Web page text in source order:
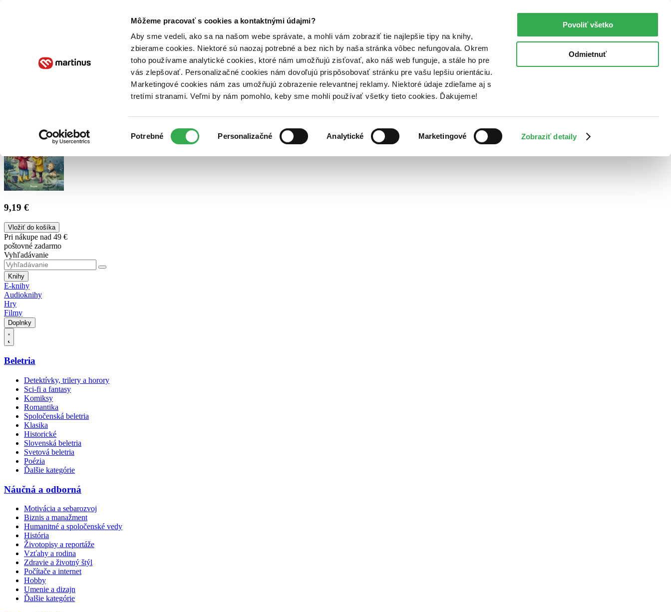
Môžeme pracovať s cookies a kontaktnými údajmi?
Aby sme vedeli, ako sa na našom webe správate, a mohli vám zobraziť tie najlepšie tipy na knihy,
zbierame cookies. Niektoré sú naozaj potrebné a bez nich by naša stránka vôbec nefungovala. Okrem
toho používame analytické cookies, ktoré nám umožňujú zisťovať, ako náš web funguje, a stále ho pre
vás zlepšovať. Personalizačné cookies nám dovoľujú prispôsobovať stránku pre vašu lepšiu orientáciu.
Marketingové cookies nám zas umožňujú zobrazenie relevantnej reklamy. Niektoré údaje zdieľame aj s
tretími stranami. Veľmi by nám pomohlo, keby sme mohli používať všetky tieto cookies. Ďakujeme!
súhlasu
Potrebné Personalizačné Analytické Marketingové Zobraziť detaily
Povoliť všetko
Odmietnuť
Poukážky Kontakt
9,19 €
Vložiť do košíka
Pri nákupe nad 49 €
poštovné zadarmo
Vyhľadávanie
Knihy
E-knihy
Audioknihy
Hry
Filmy
Doplnky
Beletria
Detektívky, trilery a horory
Sci-fi a fantasy
Komiksy
Romantika
Spoločenská beletria
Klasika
Historické
Slovenská beletria
Svetová beletria
Poézia
Ďalšie kategórie
Náučná a odborná
Motivácia a sebarozvoj
Biznis a manažment
Humanitné a spoločenské vedy
História
Životopisy a reportáže
Vzťahy a rodina
Zdravie a životný štýl
Počítače a internet
Hobby
Umenie a dizajn
Ďalšie kategórie